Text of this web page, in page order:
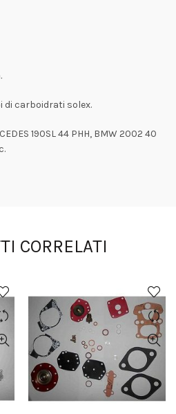
di carboidrati solex.
190SL 44 PHH, BMW 2002 40
CORRELATI